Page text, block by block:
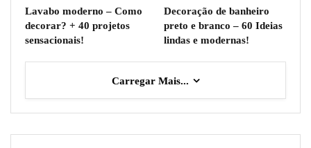
Lavabo moderno – Como
decorar? + 40 projetos
sensacionais!
Decoração de banheiro
preto e branco – 60 Ideias
lindas e modernas!
Carregar Mais...